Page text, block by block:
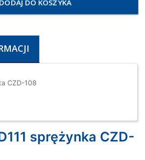
DODAJ DO KOSZYKA
CZD-108
sprężynka CZD-